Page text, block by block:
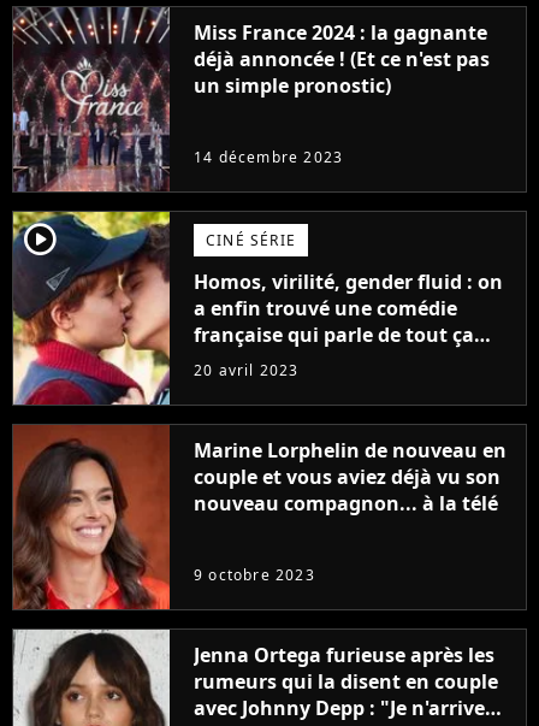
Miss France 2024 : la gagnante
déjà annoncée ! (Et ce n'est pas
un simple pronostic)
14 décembre 2023
player2 CINÉ SÉRIE
Homos, virilité, gender fluid : on
a enfin trouvé une comédie
française qui parle de tout ça
sans être super ringarde
20 avril 2023
Marine Lorphelin de nouveau en
couple et vous aviez déjà vu son
nouveau compagnon... à la télé
9 octobre 2023
Jenna Ortega furieuse après les
rumeurs qui la disent en couple
avec Johnny Depp : "Je n'arrive